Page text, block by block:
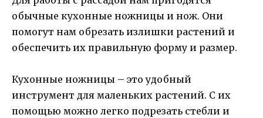
обычные кухонные ножницы и нож. Они
помогут нам обрезать излишки растений и
обеспечить их правильную форму и размер.
Кухонные ножницы – это удобный
инструмент для маленьких растений. С их
помощью можно легко подрезать стебли и